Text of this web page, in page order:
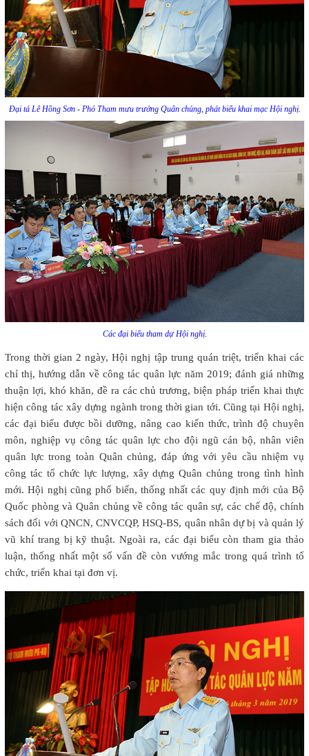
Đại tá Lê Hồng Sơn - Phó Tham mưu trưởng Quân chủng, phát biểu khai mạc Hội nghị.
Các đại biểu tham dự Hội nghị.
Trong thời gian 2 ngày, Hội nghị tập trung quán triệt, triển khai các
chỉ thị, hướng dẫn về công tác quân lực năm 2019; đánh giá những
thuận lợi, khó khăn, đề ra các chủ trương, biện pháp triển khai thực
hiện công tác xây dựng ngành trong thời gian tới. Cũng tại Hội nghị,
các đại biểu được bồi dưỡng, nâng cao kiến thức, trình độ chuyên
môn, nghiệp vụ công tác quân lực cho đội ngũ cán bộ, nhân viên
quân lực trong toàn Quân chủng, đáp ứng với yêu cầu nhiệm vụ
công tác tổ chức lực lượng, xây dựng Quân chủng trong tình hình
mới. Hội nghị cũng phổ biến, thống nhất các quy định mới của Bộ
Quốc phòng và Quân chủng về công tác quân sự, các chế độ, chính
sách đối với QNCN, CNVCQP, HSQ-BS, quân nhân dự bị và quản lý
vũ khí trang bị kỹ thuật. Ngoài ra, các đại biểu còn tham gia thảo
luận, thống nhất một số vấn đề còn vướng mắc trong quá trình tổ
chức, triển khai tại đơn vị.